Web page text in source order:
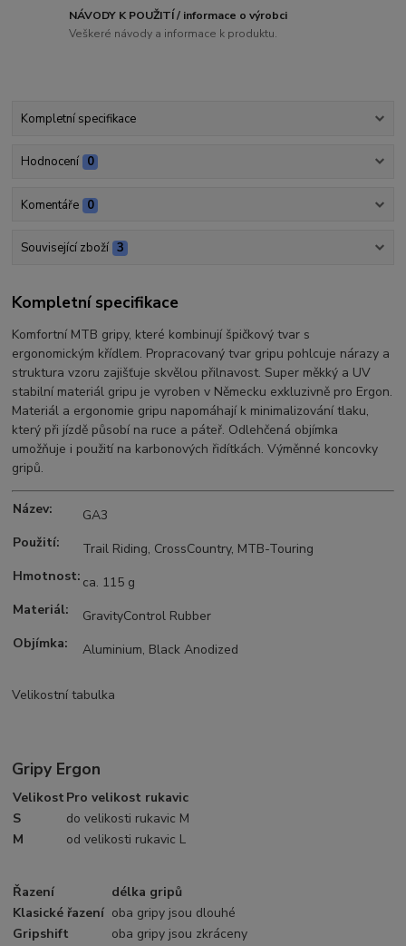
NÁVODY K POUŽITÍ / informace o výrobci
Veškeré návody a informace k produktu.
Kompletní specifikace
Hodnocení 0
Komentáře 0
Související zboží 3
Kompletní specifikace
Komfortní MTB gripy, které kombinují špičkový tvar s
ergonomickým křídlem. Propracovaný tvar gripu pohlcuje nárazy a
struktura vzoru zajišťuje skvělou přilnavost. Super měkký a UV
stabilní materiál gripu je vyroben v Německu exkluzivně pro Ergon.
Materiál a ergonomie gripu napomáhají k minimalizování tlaku,
který při jízdě působí na ruce a páteř. Odlehčená objímka
umožňuje i použití na karbonových řidítkách. Výměnné koncovky
gripů.
Název:
GA3
Použití:
Trail Riding, CrossCountry, MTB-Touring
Hmotnost: ca. 115 g
Materiál:
GravityControl Rubber
Objímka:
Aluminium, Black Anodized
Velikostní tabulka
Gripy Ergon
Velikost Pro velikost rukavic
S
do velikosti rukavic M
M
od velikosti rukavic L
Řazení
délka gripů
Klasické řazení oba gripy jsou dlouhé
Gripshift
oba gripy jsou zkráceny